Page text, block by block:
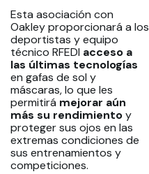
Esta asociación con
Oakley proporcionará a los
deportistas y equipo
técnico RFEDI acceso a
las últimas tecnologías
en gafas de sol y
máscaras, lo que les
permitirá mejorar aún
más su rendimientoy
proteger sus ojos en las
extremas condiciones de
sus entrenamientos y
competiciones.